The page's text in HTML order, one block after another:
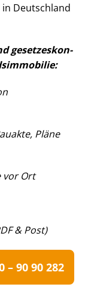
Deutschland
ge­set­zes­kon­
Pläne
vor Ort
& Post)
90 90 282